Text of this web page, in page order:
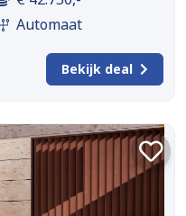
Automaat
Bekijk deal